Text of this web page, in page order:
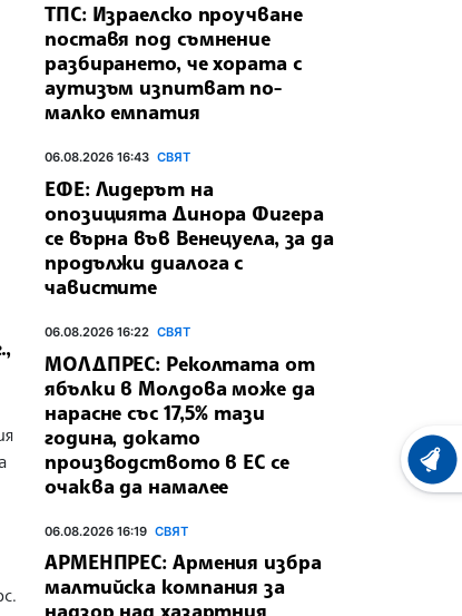
ТПС: Израелско проучване
поставя под съмнение
разбирането, че хората с
аутизъм изпитват по-
малко емпатия
06.08.2026 16:43 СВЯТ
ЕФЕ: Лидерът на
опозицията Динора Фигера
се върна във Венецуела, за да
продължи диалога с
чавистите
06.08.2026 16:22 СВЯТ
МОЛДПРЕС: Реколтата от
ябълки в Молдова може да
нарасне със 17,5% тази
година, докато
производството в ЕС се
очаква да намалее
06.08.2026 16:19 СВЯТ
АРМЕНПРЕС: Армения избра
малтийска компания за
надзор над хазартния